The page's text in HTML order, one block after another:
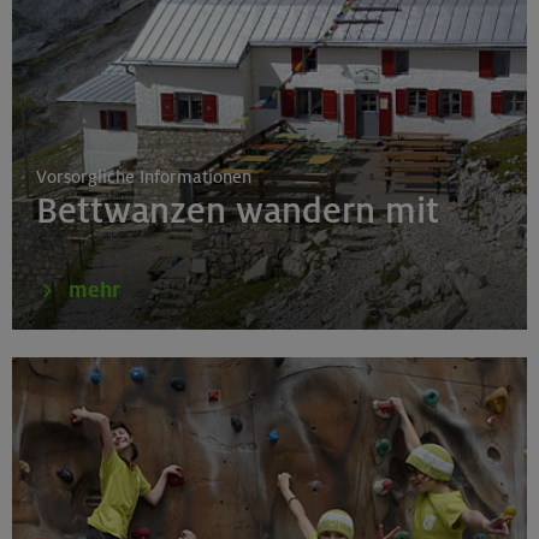
15.-16.08.26
Hohes Licht 2651 m, Rappenseekopf 2468 m
Allgäuer Alpen
15.-19.08.26
Im Dunstkreis des Ortlers - Wanderungen um die
Sesvennahütte
15.-20.08.26
Klettersteige im Herzen von Montafon und Rätikon
(inkl. Ü)
Vorsorgliche Informationen
Bettwanzen wandern mit
mehr